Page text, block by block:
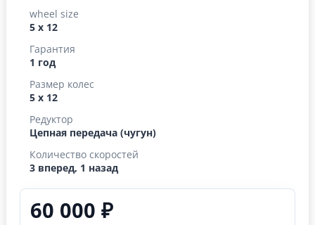
wheel size
5 х 12
Гарантия
1 год
Размер колес
5 х 12
Редуктор
Цепная передача (чугун)
Количество скоростей
3 вперед, 1 назад
60 000 ₽